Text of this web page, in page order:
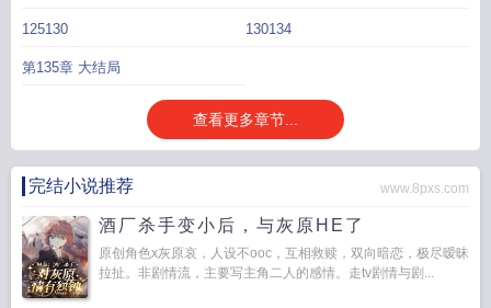
125130 130134
第135章 大结局
查看更多章节...
完结小说推荐 www.8pxs.com
酒厂杀手变小后，与灰原HE了
原创角色x灰原哀，人设不ooc，互相救赎，双向暗恋，极尽暧昧
拉扯。非剧情流，主要写主角二人的感情。走tv剧情与剧...